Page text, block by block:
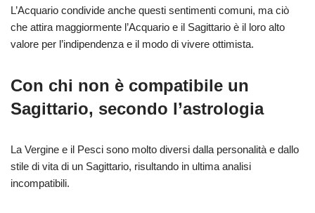
L’Acquario condivide anche questi sentimenti comuni, ma ciò
che attira maggiormente l’Acquario e il Sagittario è il loro alto
valore per l’indipendenza e il modo di vivere ottimista.
Con chi non è compatibile un
Sagittario, secondo l’astrologia
La Vergine e il Pesci sono molto diversi dalla personalità e dallo
stile di vita di un Sagittario, risultando in ultima analisi
incompatibili.